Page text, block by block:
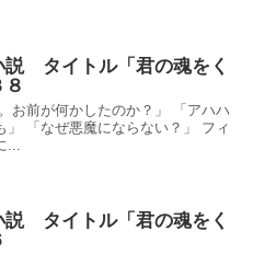
説 タイトル「君の魂をく
お前が何かしたのか？」 「アハハ
」 「なぜ悪魔にならない？」 フィ
説 タイトル「君の魂をく